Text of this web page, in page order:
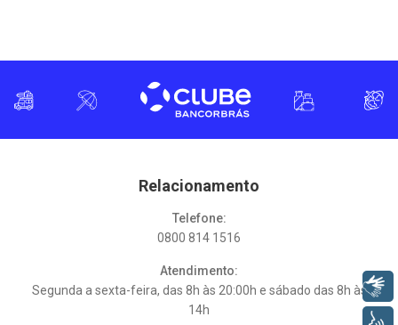
Relacionamento
Telefone:
0800 814 1516
Atendimento:
Segunda a sexta-feira, das 8h às 20:00h e sábado das 8h às
14h
Libras